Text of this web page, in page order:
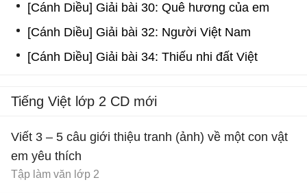
[Cánh Diều] Giải bài 30: Quê hương của em
[Cánh Diều] Giải bài 32: Người Việt Nam
[Cánh Diều] Giải bài 34: Thiếu nhi đất Việt
Tiếng Việt lớp 2 CD mới
Viết 3 – 5 câu giới thiệu tranh (ảnh) về một con vật
em yêu thích
Tập làm văn lớp 2